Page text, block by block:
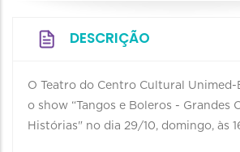
DESCRIÇÃO
O Teatro do Centro Cultural Unimed-
o show “Tangos e Boleros - Grandes
Histórias" no dia 29/10, domingo, às